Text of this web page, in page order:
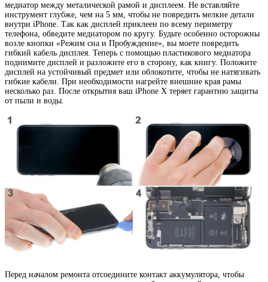
медиатор между металической рамой и дисплеем. Не вставляйте
инструмент глубже, чем на 5 мм, чтобы не повредить мелкие детали
внутри iPhone. Так как дисплей приклеен по всему периметру
телефона, обведите медиатором по кругу. Будьте особенно осторожны
возле кнопки «Режим сна и Пробуждение», вы моете повредить
гибкий кабель дисплея. Теперь с помощью пластикового медиатора
поднимите дисплей и разложите его в сторону, как книгу. Положите
дисплей на устойчивый предмет или облокотите, чтобы не натягивать
гибкие кабели. При необходимости нагрейте внешние края рамы
несколько раз. После открытия ваш iPhone X теряет гарантию защиты
от пыли и воды.
Перед началом ремонта отсоедините контакт аккумулятора, чтобы